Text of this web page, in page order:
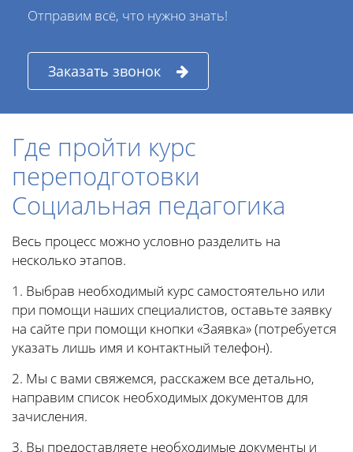
Отправим всё, что нужно знать!
Заказать звонок
Где пройти курс
переподготовки
Социальная педагогика
Весь процесс можно условно разделить на
несколько этапов.
1. Выбрав необходимый курс самостоятельно или
при помощи наших специалистов, оставьте заявку
на сайте при помощи кнопки «Заявка» (потребуется
указать лишь имя и контактный телефон).
2. Мы с вами свяжемся, расскажем все детально,
направим список необходимых документов для
зачисления.
3. Вы предоставляете необходимые документы и